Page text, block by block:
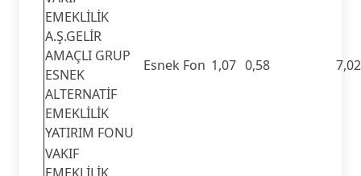
EMEKLİLİK
A.Ş.GELİR
AMAÇLI GRUP
ESNEK
ALTERNATİF
EMEKLİLİK
YATIRIM FONU
Esnek Fon 1,07 0,58 7,02
VAKIF
EMEKLİLİK